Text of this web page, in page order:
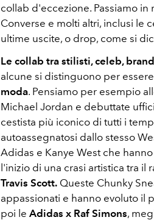
collab d'eccezione. Passiamo in
Converse e molti altri, inclusi le
ultime uscite, o drop, come si
Le collab tra stilisti, celeb,
alcune si distinguono per
moda. Pensiamo per esempio
Michael Jordan e debuttate
cestista più iconico di tutti i
autoassegnatosi dallo stesso
Adidas e Kanye West che
l'inizio di una crasi artistica tra
Travis Scott. Queste Chunky
appassionati e hanno evoluto il
poi le Adidas x Raf Simons,